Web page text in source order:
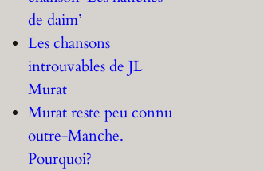
de daim’
Les chansons
introuvables de JL
Murat
Murat reste peu connu
outre-Manche.
Pourquoi?